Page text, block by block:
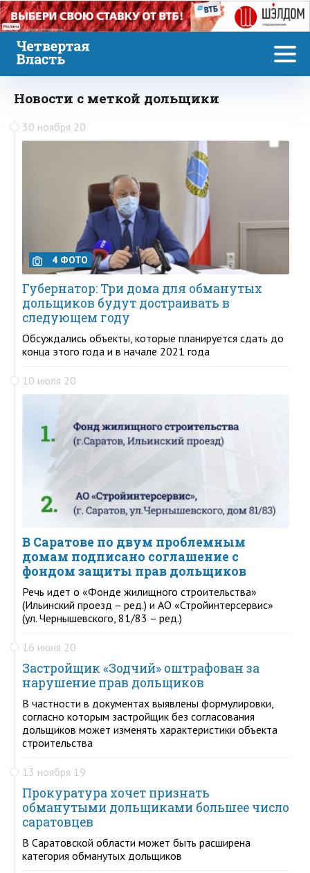
Реклама
Новости с меткой дольщики
30 ноября 20
4 ФОТО
Губернатор: Три дома для обманутых
дольщиков будут достраивать в
следующем году
Обсуждались объекты, которые планируется сдать до
конца этого года и в начале 2021 года
10 июля 20
В Саратове по двум проблемным
домам подписано соглашение с
фондом защиты прав дольщиков
Речь идет о «Фонде жилищного строительства»
(Ильинский проезд – ред.) и АО «Стройинтерсервис»
(ул. Чернышевского, 81/83 – ред.)
16 июня 20
Застройщик «Зодчий» оштрафован за
нарушение прав дольщиков
В частности в документах выявлены формулировки,
согласно которым застройщик без согласования
дольщиков может изменять характеристики объекта
строительства
13 ноября 19
Прокуратура хочет признать
обманутыми дольщиками большее число
саратовцев
В Саратовской области может быть расширена
категория обманутых дольщиков